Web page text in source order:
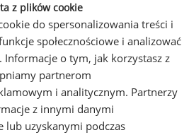
z plików cookie
do spersonalizowania treści i
społecznościowe i analizować
o tym, jak korzystasz z
partnerom
i analitycznym. Partnerzy
z innymi danymi
lub uzyskanymi podczas